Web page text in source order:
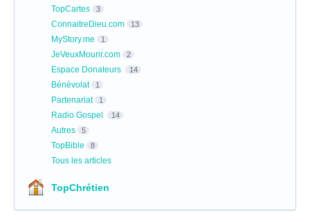
TopCartes 3
ConnaitreDieu.com 13
MyStory.me 1
JeVeuxMourir.com 2
Espace Donateurs 14
Bénévolat 1
Partenariat 1
Radio Gospel 14
Autres 5
TopBible 8
Tous les articles
TopChrétien